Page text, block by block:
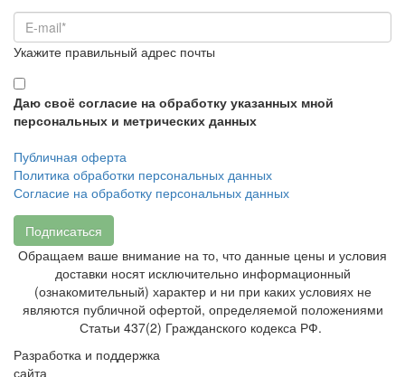
Укажите правильный адрес почты
Даю своё согласие на обработку указанных мной
персональных и метрических данных
Публичная оферта
Политика обработки персональных данных
Согласие на обработку персональных данных
Подписаться
Обращаем ваше внимание на то, что данные цены и условия
доставки носят исключительно информационный
(ознакомительный) характер и ни при каких условиях не
являются публичной офертой, определяемой положениями
Статьи 437(2) Гражданского кодекса РФ.
Разработка и поддержка
сайта